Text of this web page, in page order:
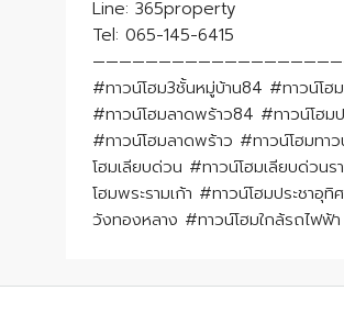
Line: 365property
Tel: 065-145-6415
#ทาวน์โฮม3ชั้นหมู่บ้าน84 #ทาวน์โฮ
#ทาวน์โฮมลาดพร้าว84 #ทาวน์โฮม
#ทาวน์โฮมลาดพร้าว #ทาวน์โฮมทา
โฮมเลียบด่วน #ทาวน์โฮมเลียบด่วน
โฮมพระรามเก้า #ทาวน์โฮมประชาอุ
วังทองหลาง #ทาวน์โฮมใกล้รถไฟฟ้า